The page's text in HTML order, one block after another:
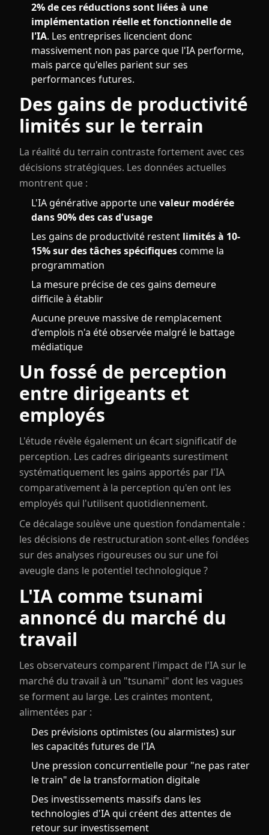
2% de ces réductions sont liées à une
implémentation réelle et fonctionnelle de
l'IA. Les entreprises licencient donc
massivement non pas parce que l'IA performe,
mais parce qu'elles parient sur ses
performances futures.
Des gains de productivité
limités sur le terrain
La réalité du terrain contraste fortement avec ces
décisions stratégiques. Les données actuelles
montrent que :
L'IA générative apporte unevaleur modérée
dans 90% des cas d'usage
Les gains de productivité restent limités à 10-
15% sur des tâches spécifiquescomme la
programmation
La mesure précise de ces gains demeure
difficile à établir
Aucune preuve massive de remplacement
d'emplois n'a été observée malgré le battage
médiatique
Un fossé de perception
entre dirigeants et
employés
L'étude révèle également un écart significatif de
perception. Les cadres dirigeants surestiment
systématiquement les gains apportés par l'IA
comparativement à la perception qu'en ont les
employés qui l'utilisent quotidiennement.
Ce décalage soulève une question fondamentale :
les décisions de restructuration sont-elles fondées
sur des analyses rigoureuses ou sur une foi
aveugle dans le potentiel technologique ?
L'IA comme tsunami
annoncé du marché du
travail
Les observateurs comparent l'impact de l'IA sur le
marché du travail à un "tsunami" dont les vagues
se forment au large. Les craintes montent,
alimentées par :
Des prévisions optimistes (ou alarmistes) sur
les capacités futures de l'IA
Une pression concurrentielle pour "ne pas rater
le train" de la transformation digitale
Des investissements massifs dans les
technologies d'IA qui créent des attentes de
retour sur investissement